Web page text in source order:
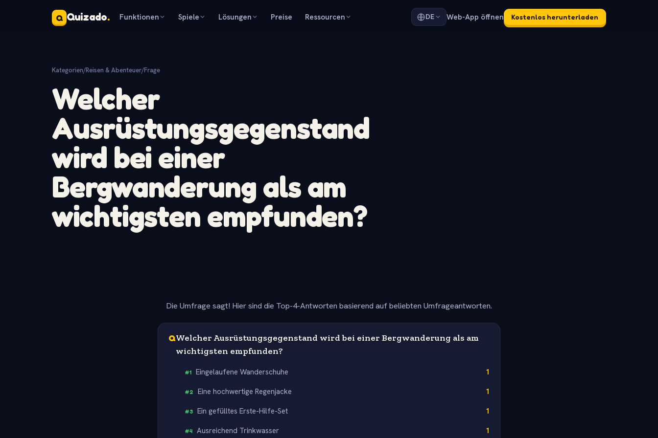
Q Quizado. Funktionen Spiele Lösungen Preise Ressourcen DE Web-App öffnen Kostenlos herunterladen
Kategorien/Reisen & Abenteuer/Frage
Welcher
Ausrüstungsgegenstand
wird bei einer
Bergwanderung als am
wichtigsten empfunden?
Die Umfrage sagt! Hier sind die Top-4-Antworten basierend auf beliebten Umfrageantworten.
QWelcher Ausrüstungsgegenstand wird bei einer Bergwanderung als am
wichtigsten empfunden?
#1 Eingelaufene Wanderschuhe 1
#2 Eine hochwertige Regenjacke 1
#3 Ein gefülltes Erste-Hilfe-Set 1
#4 Ausreichend Trinkwasser 1